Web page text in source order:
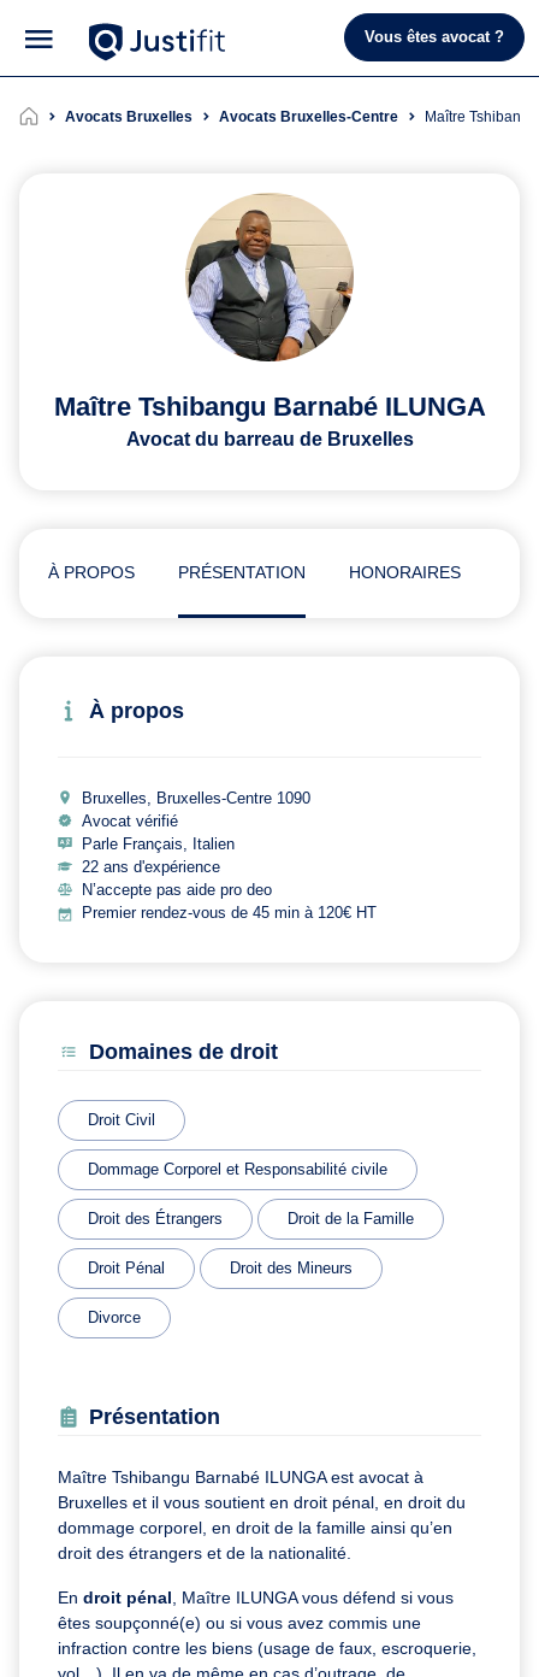
Vous êtes avocat ?
Avocats Bruxelles Avocats Bruxelles-Centre Maître
Maître Tshibangu Barnabé ILUNGA
Avocat du barreau de Bruxelles
À PROPOS PRÉSENTATION HONORAIRES
À propos
Bruxelles, Bruxelles-Centre 1090
Avocat vérifié
Parle Français, Italien
22 ans d'expérience
N’accepte pas aide pro deo
Premier rendez-vous de 45 min à 120€ HT
Domaines de droit
Droit Civil
Dommage Corporel et Responsabilité civile
Droit des Étrangers Droit de la Famille
Droit Pénal Droit des Mineurs
Divorce
Présentation
Maître Tshibangu Barnabé ILUNGA est avocat à
Bruxelles et il vous soutient en droit pénal, en droit du
dommage corporel, en droit de la famille ainsi qu’en
droit des étrangers et de la nationalité.
En droit pénal , Maître ILUNGA vous défend si vous
êtes soupçonné(e) ou si vous avez commis une
infraction contre les biens (usage de faux, escroquerie,
vol…). Il en va de même en cas d’outrage, de